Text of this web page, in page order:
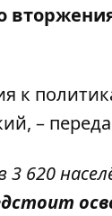
к
–
3 620